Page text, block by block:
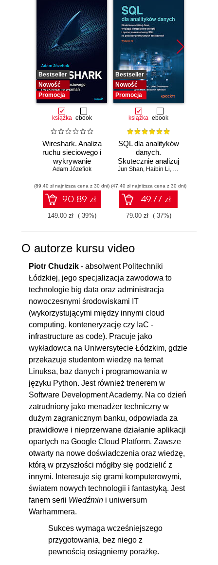
Bestseller
Nowość
Promocja
książka ebook
Wireshark. Analiza
ruchu sieciowego i
wykrywanie
włamań
Adam Józefiok
(89,40 zł najniższa cena z 30 dni)
90.89 zł
149.00 zł (-39%)
Bestseller
Nowość
Promocja
książka ebook
SQL dla analityków
danych.
Skutecznie analizuj
dane, wyciągaj
wnioski i opanuj
zaawansowany
SQL na potrzeby
praktycznych
Wydanie IV
Jun Shan, Haibin Li, Matt Goldwasser
(47,40 zł najniższa cena z 30 dni)
49.77 zł
79.00 zł (-37%)
O autorze kursu video
Piotr Chudzik - absolwent Politechniki
Łódzkiej, jego specjalizacja zawodowa to
technologie big data oraz administracja
nowoczesnymi środowiskami IT
(wykorzystującymi między innymi cloud
computing, konteneryzację czy IaC -
infrastructure as code). Pracuje jako
wykładowca na Uniwersytecie Łódzkim, gdzie
przekazuje studentom wiedzę na temat
Linuksa, baz danych i programowania w
języku Python. Jest również trenerem w
Software Development Academy. Na co dzień
zatrudniony jako menadżer techniczny w
dużym zagranicznym banku, odpowiada za
prawidłowe i nieprzerwane działanie aplikacji
opartych na Google Cloud Platform. Zawsze
otwarty na nowe doświadczenia oraz wiedzę,
którą w przyszłości mógłby się podzielić z
innymi. Interesuje się grami komputerowymi,
światem nowych technologii i fantastyką. Jest
fanem serii Wiedźmin i uniwersum
Warhammera.
Sukces wymaga wcześniejszego
przygotowania, bez niego z
pewnością osiągniemy porażkę.